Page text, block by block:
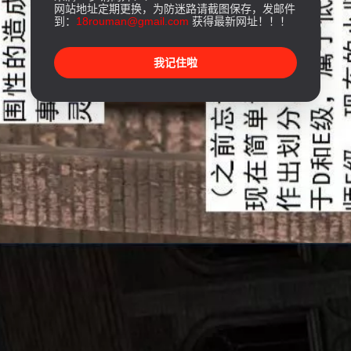
网站地址定期更换，为防迷路请截图保存，发邮件
到： 18rouman@gmail.com 获得最新网址！！！
我记住啦